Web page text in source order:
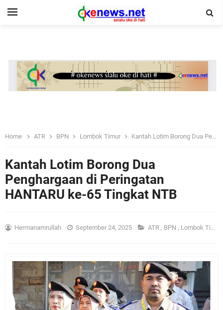
Home ATR BPN Lombok Timur Kantah Lotim Borong Dua Penghargaan di Peringatan HANTARU ke-65 Tingkat NTB
Kantah Lotim Borong Dua
Penghargaan di Peringatan
HANTARU ke-65 Tingkat NTB
Hermanamrullah September 24, 2025 ATR , BPN , Lombok Timur